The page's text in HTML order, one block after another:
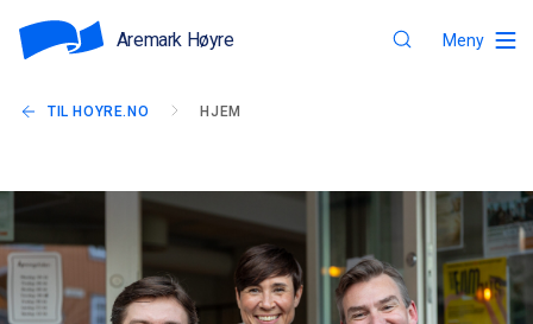
Aremark Høyre Meny
TIL HOYRE.NO HJEM